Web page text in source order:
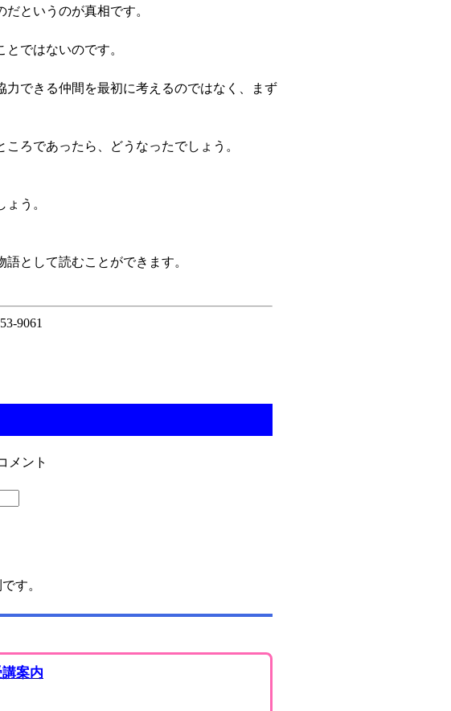
というのが真相です。
ではないのです。
できる仲間を最初に考えるのではなく、まず
ろであったら、どうなったでしょう。
う。
として読むことができます。
9061
メント
す。
講案内